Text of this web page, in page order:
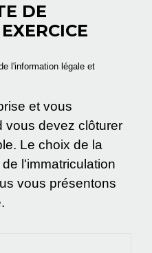
DE
l'information légale et
et vous
vous devez clôturer
Le choix de la
l'immatriculation
vous présentons